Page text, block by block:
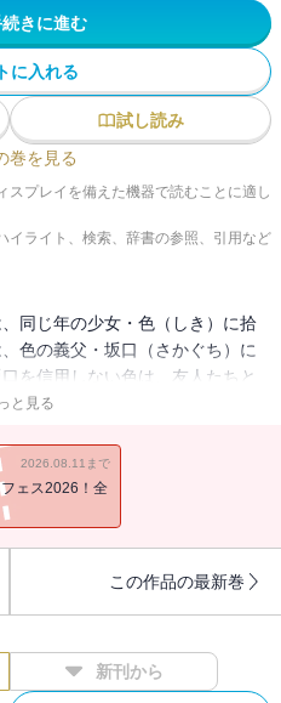
続きに進む
に入れる
試し読み
巻を見る
プレイを備えた機器で読むことに適し
イライト、検索、辞書の参照、引用など
同じ年の少女・色（しき）に拾
色の義父・坂口（さかぐち）に
を信用しない色は、友人たちと
への道を歩む。だが坂口は、桜
二人で坂口に立ち向かおうと!?
と見る
2026.08.11まで
フェス2026！全
この作品の最新巻
新刊から